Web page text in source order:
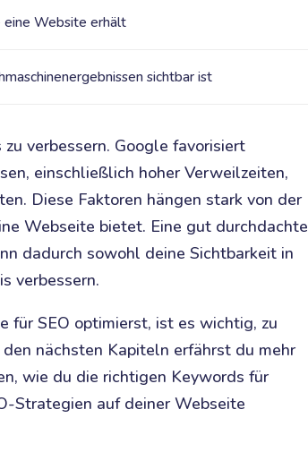
eine Website erhält
sichtbar ist
verbessern. Google favorisiert
einschließlich hoher Verweilzeiten,
Diese Faktoren hängen stark von der
Webseite bietet. Eine gut durchdachte
dadurch sowohl deine Sichtbarkeit in
verbessern.
für SEO optimierst, ist es wichtig, zu
nächsten Kapiteln erfährst du mehr
wie du die richtigen Keywords für
Strategien auf deiner Webseite